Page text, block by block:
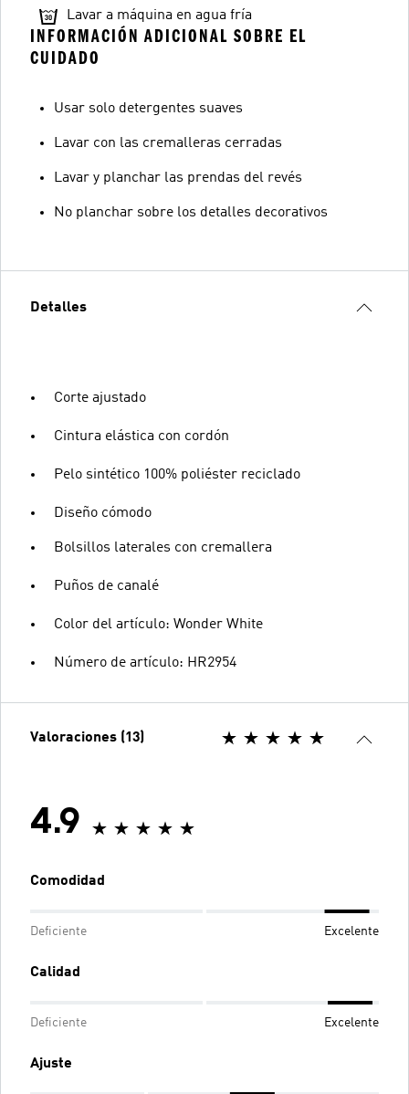
Lavar a máquina en agua fría
INFORMACIÓN ADICIONAL SOBRE EL
CUIDADO
Usar solo detergentes suaves
Lavar con las cremalleras cerradas
Lavar y planchar las prendas del revés
No planchar sobre los detalles decorativos
Detalles
Corte ajustado
Cintura elástica con cordón
Pelo sintético 100% poliéster reciclado
Diseño cómodo
Bolsillos laterales con cremallera
Puños de canalé
Color del artículo: Wonder White
Número de artículo: HR2954
Valoraciones (13)
4.9
Comodidad
Deficiente Excelente
Calidad
Deficiente Excelente
Ajuste